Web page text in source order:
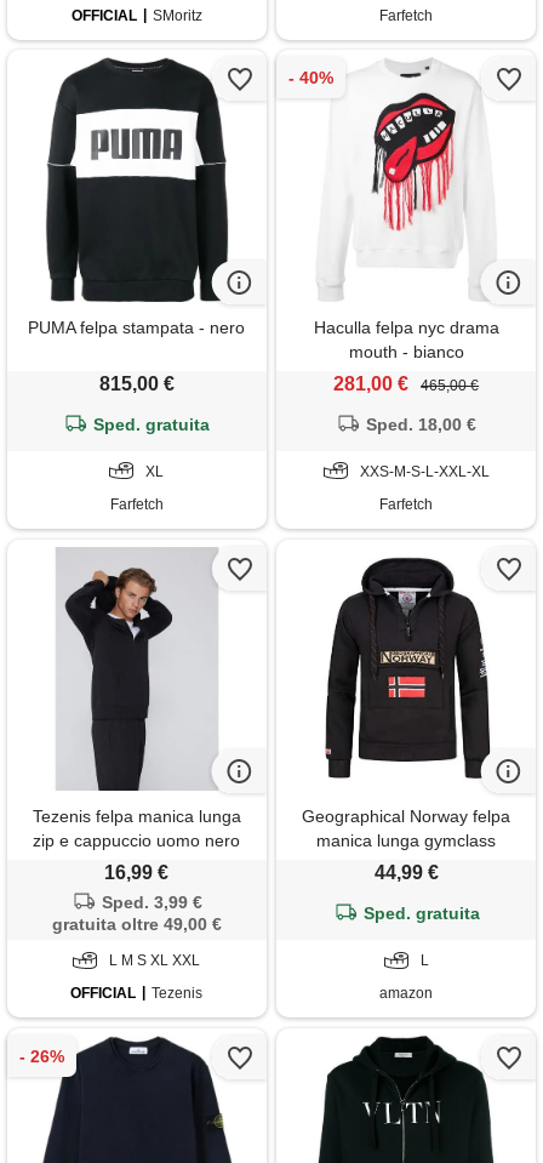
OFFICIAL SMoritz Farfetch
PUMA felpa stampata - nero
815,00 €
Sped. gratuita
XL
Farfetch
Haculla felpa nyc drama
mouth - bianco
281,00 € 465,00 €
Sped. 18,00 €
XXS-M-S-L-XXL-XL
Farfetch
Tezenis felpa manica lunga
zip e cappuccio uomo nero
16,99 €
Sped. 3,99 €
gratuita oltre 49,00 €
L M S XL XXL
OFFICIAL
Tezenis
Geographical Norway felpa
manica lunga gymclass
hoodie uomo 35% poliestere.
44,99 €
Sped. gratuita
L
amazon